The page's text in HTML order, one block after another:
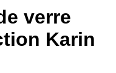
verre
Karin